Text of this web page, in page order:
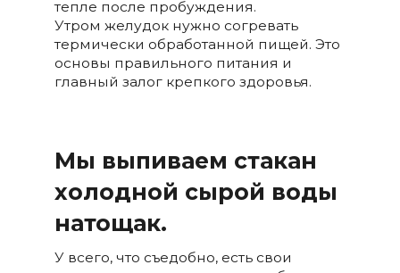
тепле после пробуждения.
Утром желудок нужно согревать
термически обработанной пищей. Это
основы правильного питания и
главный залог крепкого здоровья.
Мы выпиваем стакан
холодной сырой воды
натощак.
У всего, что съедобно, есть свои